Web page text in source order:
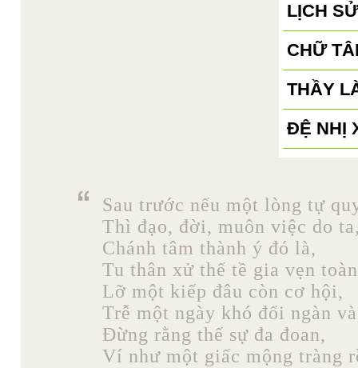
LỊCH
CHỮ
THẦY
ĐỆ NHỊ
Sau trước nếu một lòng tự
Thì đạo, đời, muôn việc do
Chánh tâm thành ý đó là,
Tu thân xử thế tề gia vẹn
Lỡ một kiếp đâu còn cơ hội,
Trễ một ngày khó đổi ngàn
Đừng rằng thế sự đa đoan,
Ví như một giấc mộng tràng